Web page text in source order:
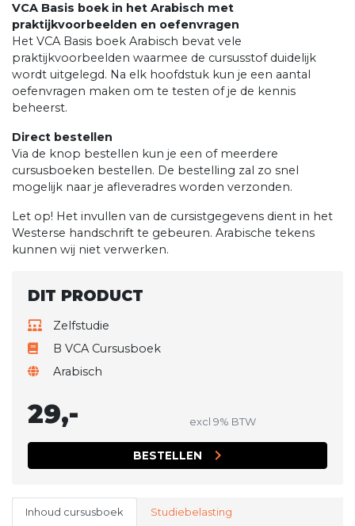
VCA Basis boek in het Arabisch met
praktijkvoorbeelden en oefenvragen
Het VCA Basis boek Arabisch bevat vele
praktijkvoorbeelden waarmee de cursusstof duidelijk
wordt uitgelegd. Na elk hoofdstuk kun je een aantal
oefenvragen maken om te testen of je de kennis
beheerst.
Direct bestellen
Via de knop bestellen kun je een of meerdere
cursusboeken bestellen. De bestelling zal zo snel
mogelijk naar je afleveradres worden verzonden.
Let op! Het invullen van de cursistgegevens dient in het
Westerse handschrift te gebeuren. Arabische tekens
kunnen wij niet verwerken.
DIT PRODUCT
Zelfstudie
B VCA Cursusboek
Arabisch
29,- excl 9% BTW
BESTELLEN
Inhoud cursusboek Studiebelasting